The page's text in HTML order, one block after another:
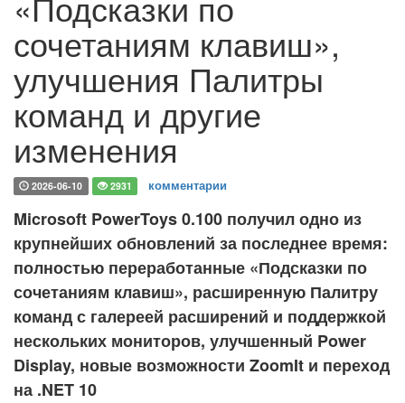
сочетаниям клавиш»,
улучшения Палитры
команд и другие
изменения
2026-06-10 2931 комментарии
Microsoft PowerToys 0.100 получил одно из
крупнейших обновлений за последнее время:
полностью переработанные «Подсказки по
сочетаниям клавиш», расширенную Палитру
команд с галереей расширений и поддержкой
нескольких мониторов, улучшенный Power
Display, новые возможности ZoomIt и переход
на .NET 10